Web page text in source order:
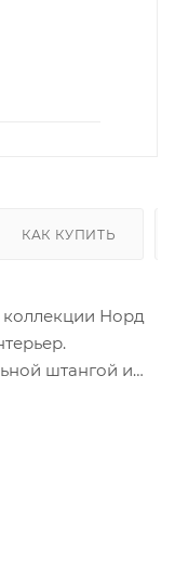
КАК КУПИТЬ
Норд
штангой и